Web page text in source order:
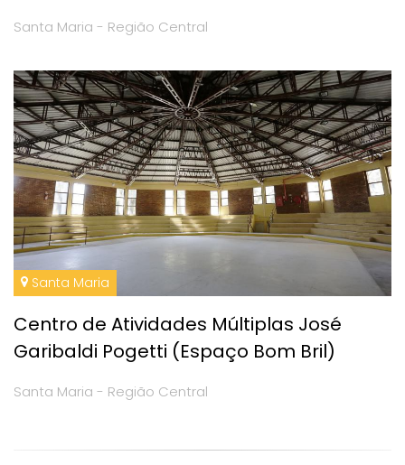
Santa Maria - Região Central
Santa Maria
Centro de Atividades Múltiplas José
Garibaldi Pogetti (Espaço Bom Bril)
Santa Maria - Região Central